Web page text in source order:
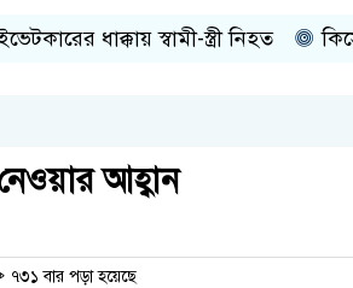
ধাক্কায় স্বামী-স্ত্রী নিহত কিসের
আহ্বান
৭৩১ বার পড়া হয়েছে